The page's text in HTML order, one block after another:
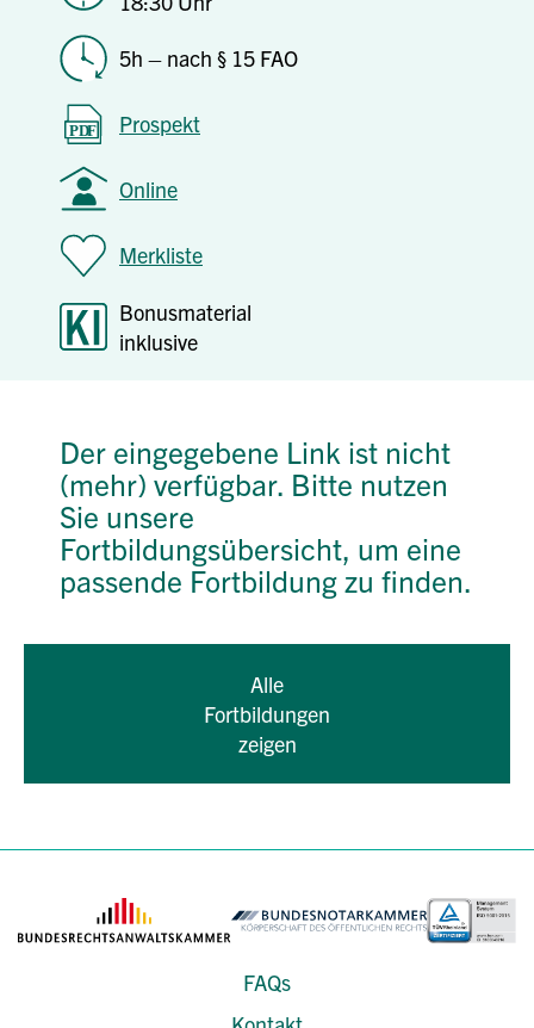
5h – nach § 15 FAO
Prospekt
Online
Merkliste
Bonusmaterial
inklusive
Der eingegebene Link ist nicht
(mehr) verfügbar. Bitte nutzen
Sie unsere
Fortbildungsübersicht, um eine
passende Fortbildung zu finden.
Alle
Fortbildungen
zeigen
FAQs